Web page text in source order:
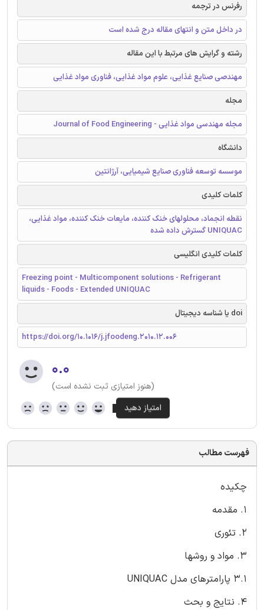
رفرنس در ترجمه
در داخل متن و انتهای مقاله درج شده است
رشته و گرایش های مرتبط با این مقاله
مهندصی صنایع غذایی، علوم مواد غذایی، فناوری مواد غذایی
مجله
مجله مهندسی مواد غذایی - Journal of Food Engineering
دانشگاه
موسسه توسعه فناوری صنایع شیمیایی، آرژانتین
کلمات کلیدی
نقطه انجماد، محلولهای خنک کننده، مایعات خنک کننده، مواد غذایی،
UNIQUAC گسترش داده شده
کلمات کلیدی انگلیسی
Freezing point - Multicomponent solutions - Refrigerant
liquids - Foods - Extended UNIQUAC
doi یا شناسه دیجیتال
https://doi.org/10.1016/j.jfoodeng.2010.12.006
۰.۰
(هنوز امتیازی ثبت نشده است)
فهرست مطالب
چکیده
1. مقدمه
2. تئوری
3. مواد و روشها
3.1 پارامترهای مدل UNIQUAC
4. نتایج و بحث